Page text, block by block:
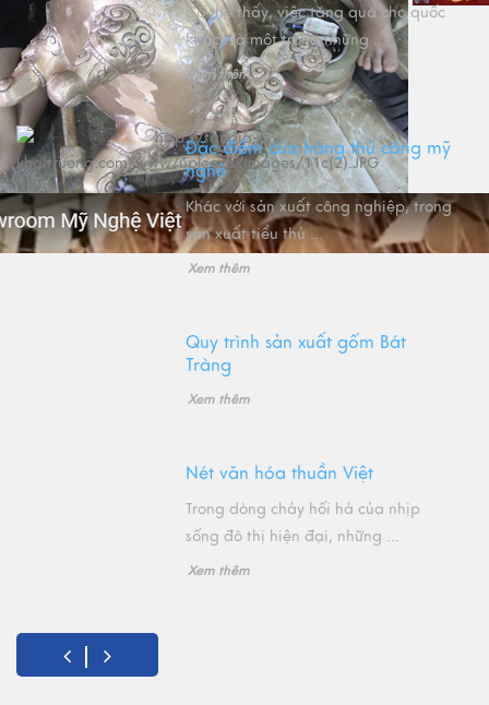
Có thể thấy, việc tặng quà cho quốc
khách là một trong những ...
Xem thêm
Đặc điểm của hàng thủ công mỹ
nghệ
Khác với sản xuất công nghiệp, trong
sản xuất tiểu thủ ...
Xem thêm
Quy trình sản xuất gốm Bát
Tràng
Xem thêm
Nét văn hóa thuần Việt
Trong dòng chảy hối hả của nhịp
sống đô thị hiện đại, những ...
Xem thêm